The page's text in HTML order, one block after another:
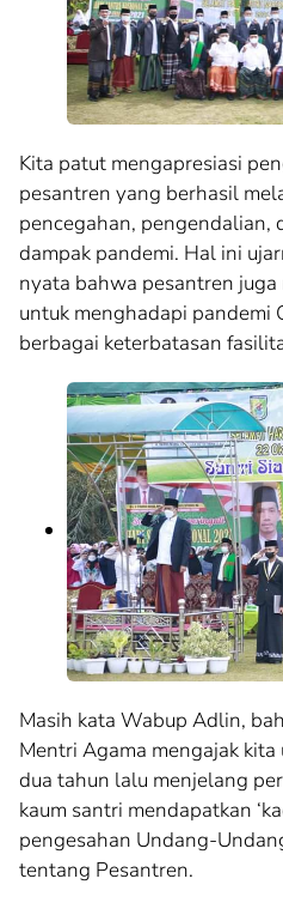
Kita patut mengapresiasi
pesantren yang berhasil
pencegahan, pengendalian,
dampak pandemi. Hal ini
nyata bahwa pesantren
untuk menghadapi pandemi
berbagai keterbatasan
Masih kata Wabup Adlin,
Mentri Agama mengajak
dua tahun lalu menjelang
kaum santri mendapatkan
pengesahan Undang-
tentang Pesantren.